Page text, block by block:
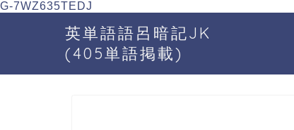
G-7WZ635TEDJ
英単語語呂暗記JK
(405単語掲載)